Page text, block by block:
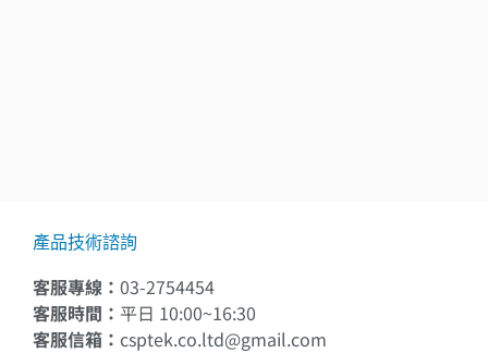
產品技術諮詢
客服專線： 03-2754454
客服時間： 平日 10:00~16:30
客服信箱： csptek.co.ltd@gmail.com